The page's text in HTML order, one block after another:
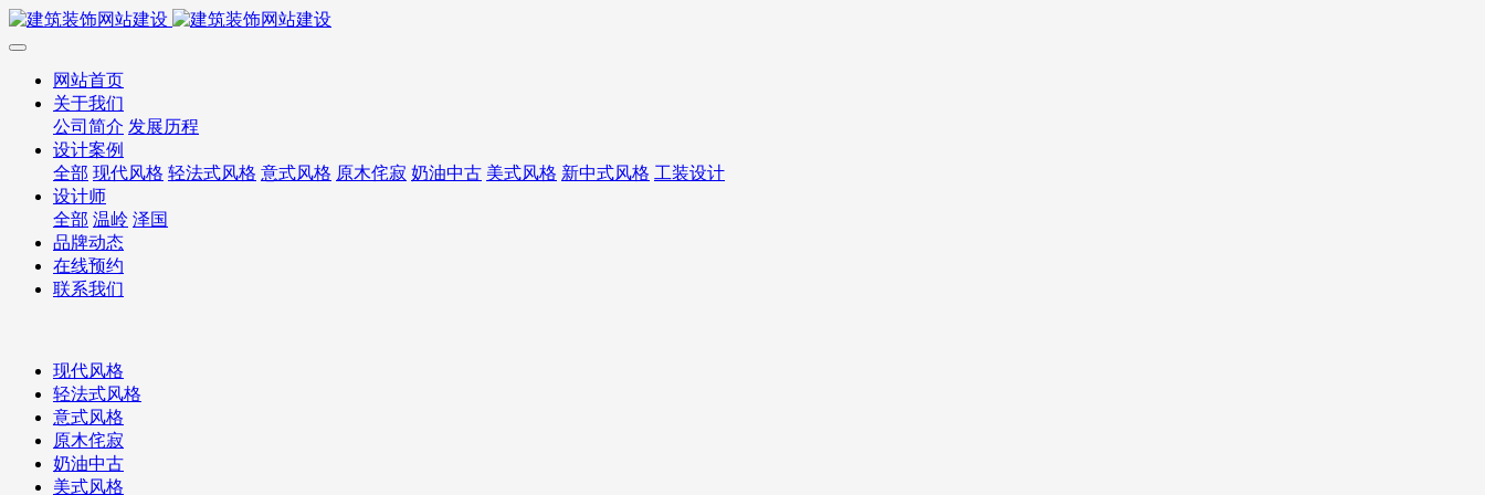
网站首页
关于我们
公司简介 发展历程
设计案例
全部 现代风格 轻法式风格 意式风格 原木侘寂 奶油中古 美式风格 新中式风格 工装设计
设计师
全部 温岭 泽国
品牌动态
在线预约
联系我们
现代风格
轻法式风格
意式风格
原木侘寂
奶油中古
美式风格